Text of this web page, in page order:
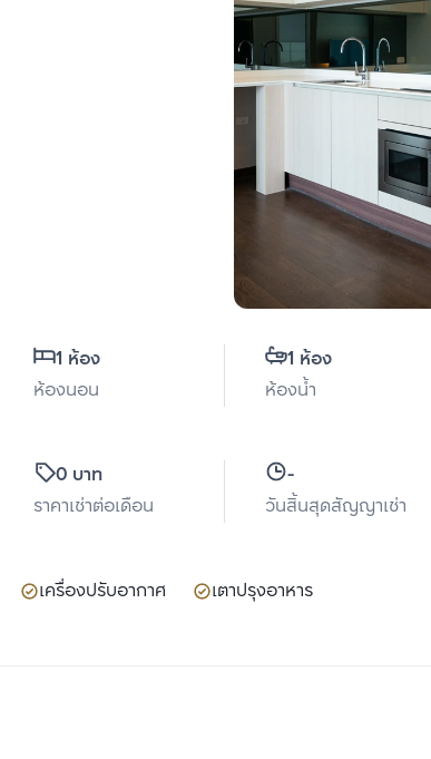
1 ห้อง
ห้องนอน
1 ห้อง
ห้องน้ำ
0 บาท
ราคาเช่าต่อเดือน
-
วันสิ้นสุดสัญญาเช่า
เครื่องปรับอากาศ เตาปรุงอาหาร